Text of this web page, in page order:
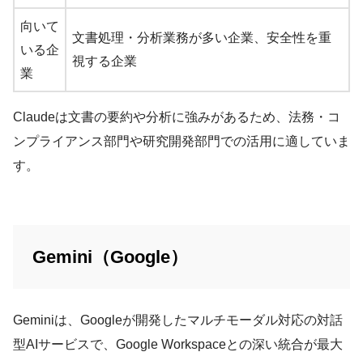
向いて
いる企
業
文書処理・分析業務が多い企業、安全性を重
視する企業
Claudeは文書の要約や分析に強みがあるため、法務・コ
ンプライアンス部門や研究開発部門での活用に適していま
す。
Gemini（Google）
Geminiは、Googleが開発したマルチモーダル対応の対話
型AIサービスで、Google Workspaceとの深い統合が最大